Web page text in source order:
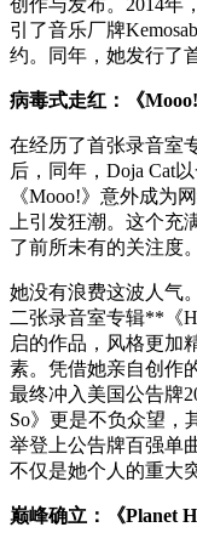
引了音乐厂牌
约。同年，她发行了
病毒式走红：《
在经历了首张录音室
后，同年，Doja Cat
《Mooo!》意外成为
上引发狂潮。这个充
了前所未有的关注度。
她没有浪费这波人气
二张录音室专辑**《
启的作品，风格更加
素。凭借她亲自创作
最终冲入美国公告牌
So》更是不负众望，
举登上公告牌百强单
不仅是她个人的重大
巅峰确立：《Planet